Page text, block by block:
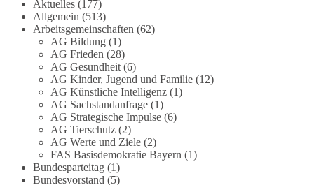
#dieBasis #Meme #Plandemie #Corona
28 53 Auf Facebook ansehen
DieBasis
23 Stunden zuvor
Stimmen der dieBasis – heute mit dem
„Demokratie-Bestatter“
Aktuelles(177)
Allgemein (513)
Arbeitsgemeinschaften (62)
AG Bildung(1)
AG Frieden (28)
AG Gesundheit(6)
AG Kinder, Jugend und Familie(12)
AG Künstliche Intelligenz(1)
AG Sachstandanfrage(1)
AG Strategische Impulse(6)
AG Tierschutz(2)
AG Werte und Ziele(2)
FAS Basisdemokratie Bayern (1)
Bundesparteitag(1)
Bundesvorstand (5)